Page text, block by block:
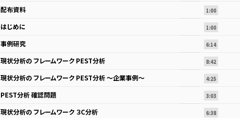
配布資料 1:00
はじめに 1:00
事例研究 6:14
現状分析の フレームワーク PEST分析 8:42
現状分析の フレームワーク PEST分析 ～企業事例～ 4:25
PEST分析 確認問題 3:03
現状分析の フレームワーク ３C分析 6:38